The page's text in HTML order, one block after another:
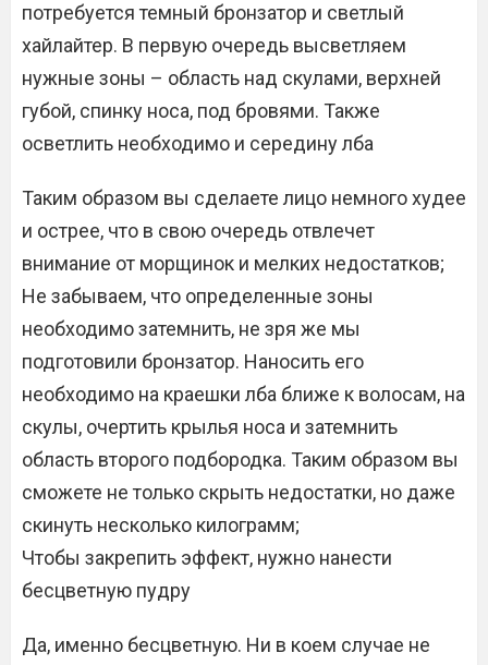
потребуется темный бронзатор и светлый
хайлайтер. В первую очередь высветляем
нужные зоны – область над скулами, верхней
губой, спинку носа, под бровями. Также
осветлить необходимо и середину лба
Таким образом вы сделаете лицо немного худее
и острее, что в свою очередь отвлечет
внимание от морщинок и мелких недостатков;
Не забываем, что определенные зоны
необходимо затемнить, не зря же мы
подготовили бронзатор. Наносить его
необходимо на краешки лба ближе к волосам, на
скулы, очертить крылья носа и затемнить
область второго подбородка. Таким образом вы
сможете не только скрыть недостатки, но даже
скинуть несколько килограмм;
Чтобы закрепить эффект, нужно нанести
бесцветную пудру
Да, именно бесцветную. Ни в коем случае не